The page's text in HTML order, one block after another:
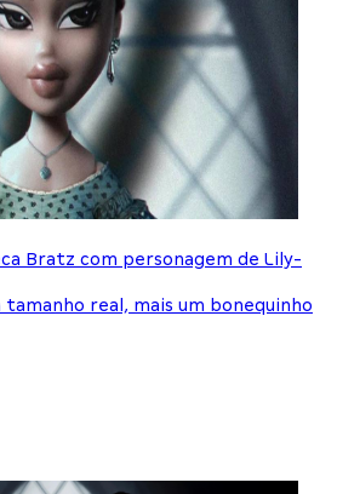
Bratz com personagem de Lily-
real, mais um bonequinho